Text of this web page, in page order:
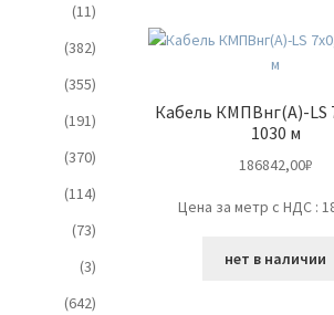
Кабель КМПВнг(А)-LS
1030 м
186842,00₽
Цена за метр с НДС :
нет в наличии
(11)
(382)
(355)
(191)
(370)
(114)
(73)
(3)
(642)